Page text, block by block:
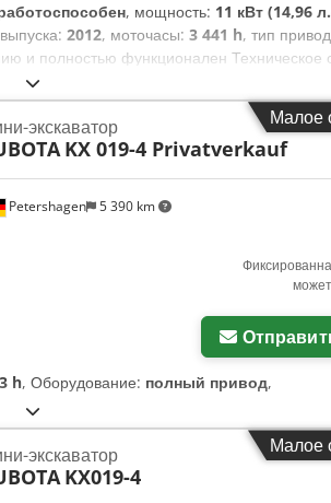
, мощность: 11 кВт (14,96
2012, моточасы: 3 441 h, тип
и полностью функционален Техническое
4 - - Год выпуска 2012 - - 3441 моточасов
соединение GEEL/Martin - - 2
наклонный ковш 100 см - - -
см - - - Рабочее освещение - - 3-
в хорошем состоянии - - Новая
судом экспертом Djdpfszqxi Nex Aa Ueck
полная кабина,
Малое
Petershagen 5 390 km
экскаватор
KX 019-4 Privatverkauf
h, Оборудование: полный привод,
Малое
экскаватор
KX019-4